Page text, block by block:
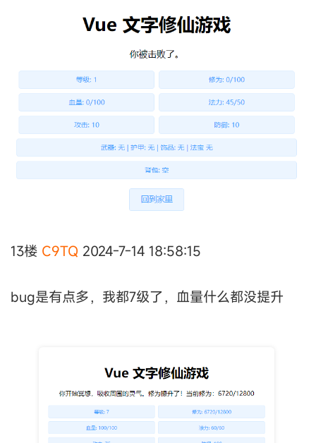
13楼 C9TQ 2024-7-14 18:58:15
bug是有点多，我都7级了，血量什么都没提升